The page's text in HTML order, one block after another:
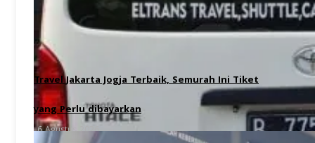
Travel Jakarta Jogja Terbaik, Semurah Ini Tiket
yang Perlu dibayarkan
6 Agustus 2026